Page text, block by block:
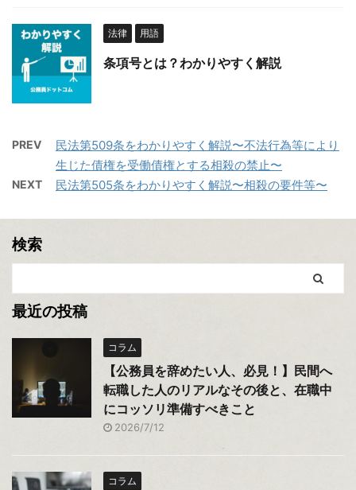
法律 用語
条項号とは？わかりやすく解説
PREV
民法第509条をわかりやすく解説〜不法行為等により
生じた債権を受働債権とする相殺の禁止〜
NEXT 民法第505条をわかりやすく解説〜相殺の要件等〜
検索
最近の投稿
コラム
【公務員を辞めたい人、必見！】民間へ
転職した人のリアルなその後と、在職中
にコッソリ準備すべきこと
2026/7/12
コラム